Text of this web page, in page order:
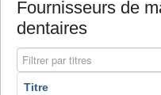
Fournisseurs de
dentaires
Filtrer par titres
Titre